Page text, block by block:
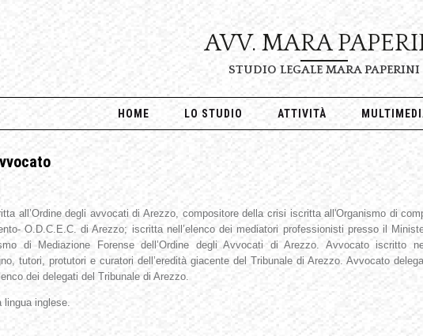
AVV. MARA
STUDIO LEGALE MARA PAPERINI
HOME LO STUDIO ATTIVITÀ
all’Ordine degli avvocati di Arezzo, compositore della crisi iscritta all'Organismo di
O.D.C.E.C. di Arezzo; iscritta nell’elenco dei mediatori professionisti presso il
di Mediazione Forense dell’Ordine degli Avvocati di Arezzo. Avvocato iscritto
tutori, protutori e curatori dell’eredità giacente del Tribunale di Arezzo. Avvocato
dei delegati del Tribunale di Arezzo.
lingua inglese.